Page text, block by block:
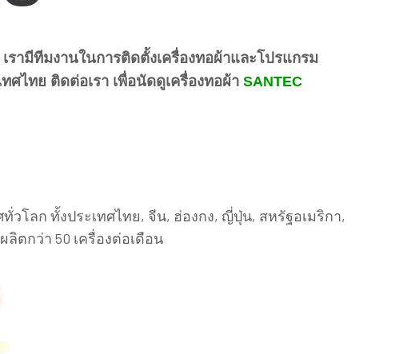
รามีทีมงานในการติดตั้งเครื่องทอผ้าและโปรแกรม
ศไทย ติดต่อเรา เพื่อนัดดูเครื่องทอผ้า SANTEC
โลก ทั้งประเทศไทย, จีน, ฮ่องกง, ญี่ปุ่น, สหรัฐอเมริกา,
ตกว่า 50 เครื่องต่อเดือน